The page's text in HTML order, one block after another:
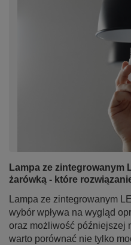
Lampa ze zintegrowanym
żarówką - które
Lampa ze zintegrowanym
wybór wpływa na wygląd
oraz możliwość późniejszej
warto porównać nie tylko